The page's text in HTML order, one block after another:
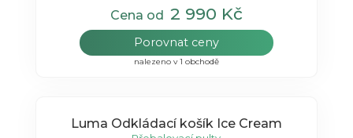
Cena od 2 990 Kč
Porovnat ceny
nalezeno v 1 obchodě
Luma Odkládací košík Ice Cream